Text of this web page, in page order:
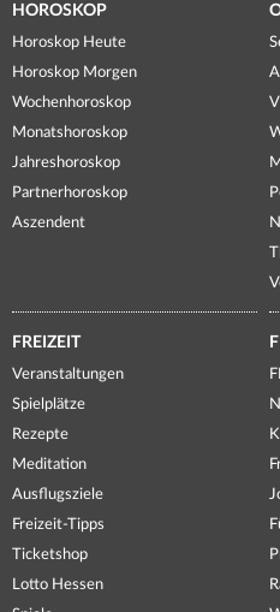
HOROSKOP
Horoskop Heute
Horoskop Morgen
Wochenhoroskop
Monatshoroskop
Jahreshoroskop
Partnerhoroskop
Aszendent
FREIZEIT
Veranstaltungen
Spielplätze
Rezepte
Meditation
Ausflugsziele
Freizeit-Tipps
Ticketshop
Lotto Hessen